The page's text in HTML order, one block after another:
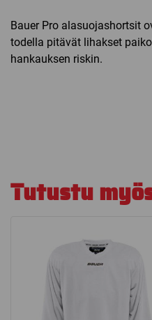
Bauer Pro alasuojashortsit
todella pitävät lihakset
hankauksen riskin.
Tutustu